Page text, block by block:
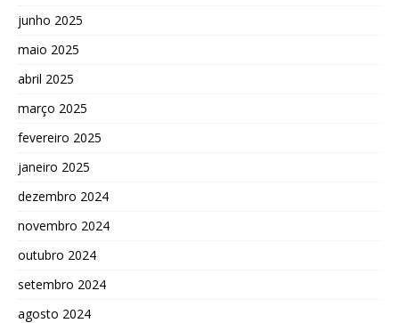
junho 2025
maio 2025
abril 2025
março 2025
fevereiro 2025
janeiro 2025
dezembro 2024
novembro 2024
outubro 2024
setembro 2024
agosto 2024